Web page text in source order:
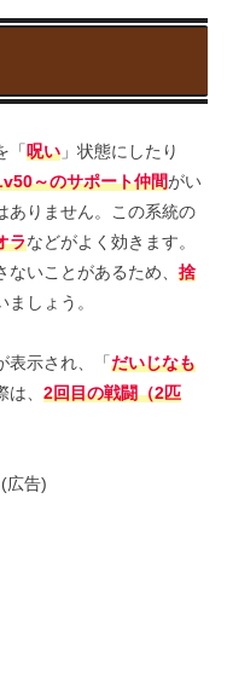
「呪い 」状態にしたり
～のサポート仲間がい
ありません。この系統の
ラなどがよく効きます。
ないことがあるため、 捨
しょう。
表示され、「だいじなも
、 2回目の戦闘（2匹
広告)